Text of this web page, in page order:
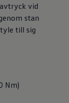
vid
stan
till sig
Nm)